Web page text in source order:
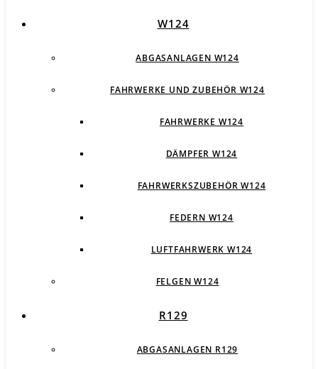
W124
ABGASANLAGEN W124
FAHRWERKE UND ZUBEHÖR W124
FAHRWERKE W124
DÄMPFER W124
FAHRWERKSZUBEHÖR W124
FEDERN W124
LUFTFAHRWERK W124
FELGEN W124
R129
ABGASANLAGEN R129